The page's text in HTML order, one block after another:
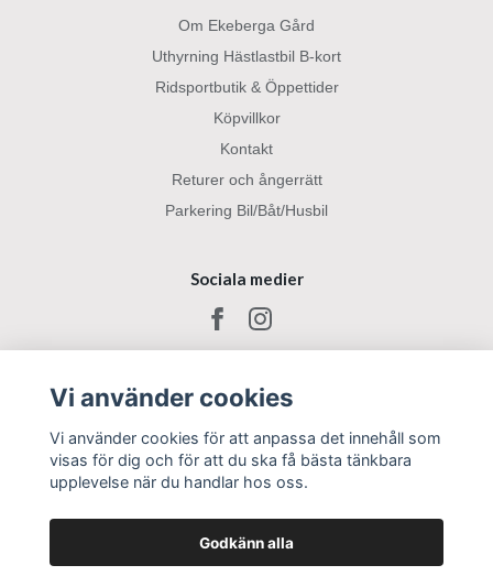
Om Ekeberga Gård
Uthyrning Hästlastbil B-kort
Ridsportbutik & Öppettider
Köpvillkor
Kontakt
Returer och ångerrätt
Parkering Bil/Båt/Husbil
Sociala medier
Vi använder cookies
Vi använder cookies för att anpassa det innehåll som
visas för dig och för att du ska få bästa tänkbara
upplevelse när du handlar hos oss.
Godkänn alla